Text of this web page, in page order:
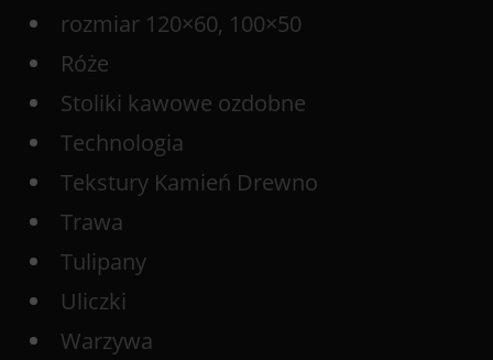
rozmiar 120×60, 100×50
Róże
Stoliki kawowe ozdobne
Technologia
Tekstury Kamień Drewno
Trawa
Tulipany
Uliczki
Warzywa